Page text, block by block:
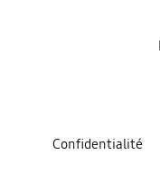
Confidentialité